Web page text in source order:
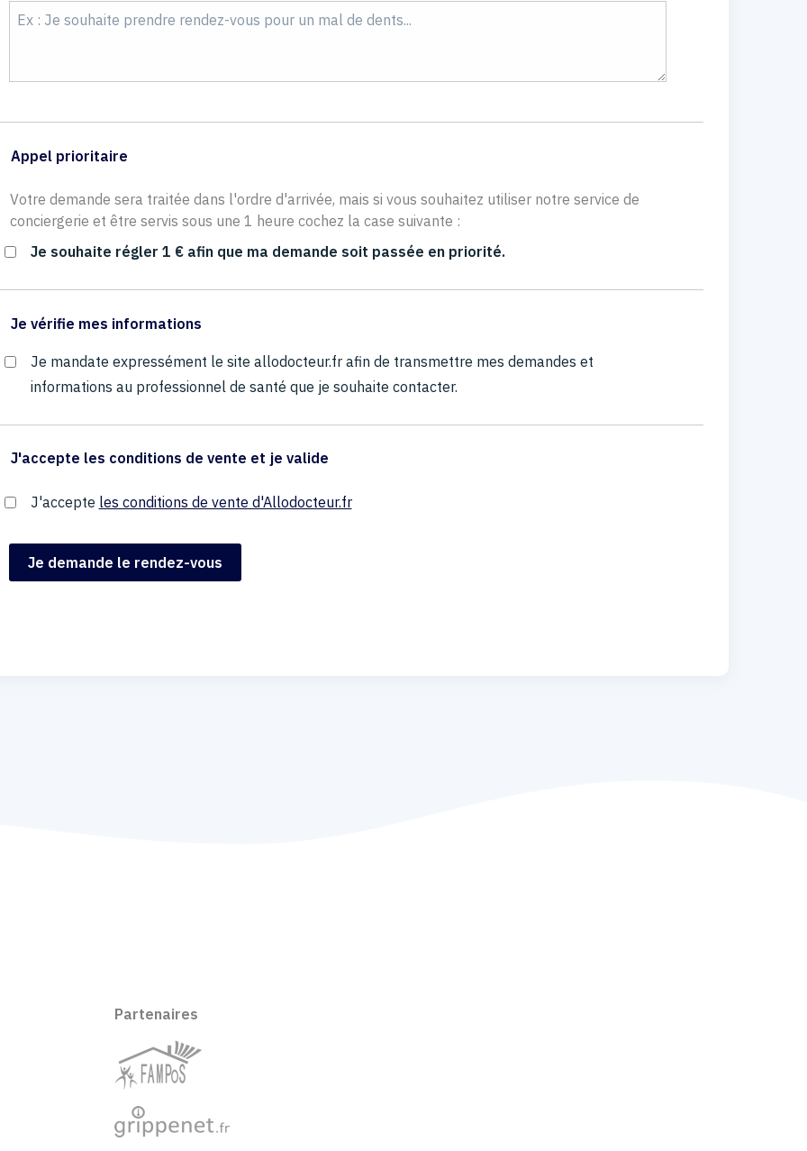
Appel prioritaire
Votre demande sera traitée dans l'ordre d'arrivée, mais si vous souhaitez utiliser notre service de
conciergerie et être servis sous une 1 heure cochez la case suivante :
Je souhaite régler 1 € afin que ma demande soit passée en priorité.
Je vérifie mes informations
Je mandate expressément le site allodocteur.fr afin de transmettre mes demandes et
informations au professionnel de santé que je souhaite contacter.
J'accepte les conditions de vente et je valide
J'accepte les conditions de vente d'Allodocteur.fr
Partenaires